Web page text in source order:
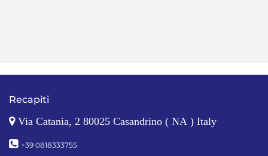
Recapiti
Via Catania, 2 80025 Casandrino ( NA ) Italy
+39 0818333755